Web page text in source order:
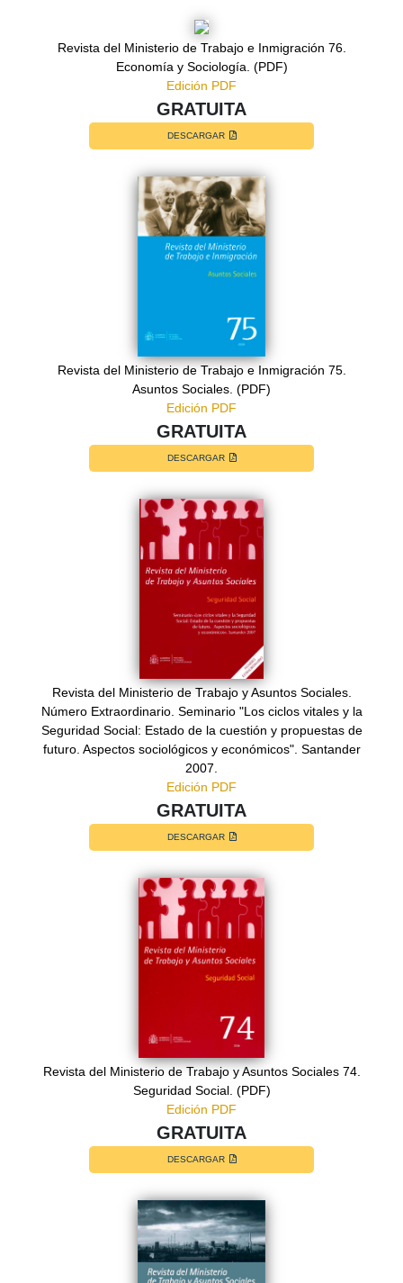
Revista del Ministerio de Trabajo e Inmigración 76.
Economía y Sociología. (PDF)
Edición PDF
GRATUITA
DESCARGAR
Revista del Ministerio de Trabajo e Inmigración 75.
Asuntos Sociales. (PDF)
Edición PDF
GRATUITA
DESCARGAR
Revista del Ministerio de Trabajo y Asuntos Sociales.
Número Extraordinario. Seminario "Los ciclos vitales y la
Seguridad Social: Estado de la cuestión y propuestas de
futuro. Aspectos sociológicos y económicos". Santander
2007.
Edición PDF
GRATUITA
DESCARGAR
Revista del Ministerio de Trabajo y Asuntos Sociales 74.
Seguridad Social. (PDF)
Edición PDF
GRATUITA
DESCARGAR